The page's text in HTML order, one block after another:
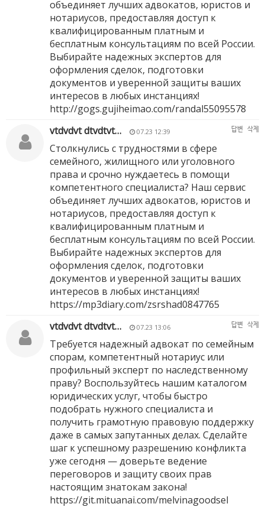
объединяет лучших адвокатов, юристов и
нотариусов, предоставляя доступ к
квалифицированным платным и
бесплатным консультациям по всей России.
Выбирайте надежных экспертов для
оформления сделок, подготовки
документов и уверенной защиты ваших
интересов в любых инстанциях!
http://gogs.gujiheimao.com/randal55095578
vtdvdvt dtvdtvt…
07.23 12:39 답변 삭제
Столкнулись с трудностями в сфере
семейного, жилищного или уголовного
права и срочно нуждаетесь в помощи
компетентного специалиста? Наш сервис
объединяет лучших адвокатов, юристов и
нотариусов, предоставляя доступ к
квалифицированным платным и
бесплатным консультациям по всей России.
Выбирайте надежных экспертов для
оформления сделок, подготовки
документов и уверенной защиты ваших
интересов в любых инстанциях!
https://mp3diary.com/zsrshad0847765
vtdvdvt dtvdtvt…
07.23 13:06 답변 삭제
Требуется надежный адвокат по семейным
спорам, компетентный нотариус или
профильный эксперт по наследственному
праву? Воспользуйтесь нашим каталогом
юридических услуг, чтобы быстро
подобрать нужного специалиста и
получить грамотную правовую поддержку
даже в самых запутанных делах. Сделайте
шаг к успешному разрешению конфликта
уже сегодня — доверьте ведение
переговоров и защиту своих прав
настоящим знатокам закона!
https://git.mituanai.com/melvinagoodsel